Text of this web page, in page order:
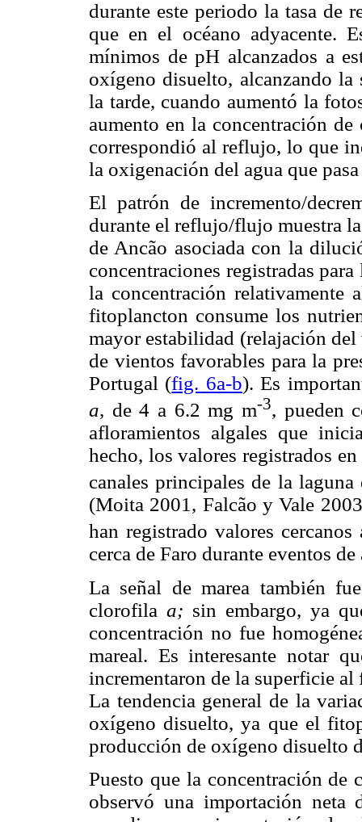
durante este periodo la tasa de
que en el océano adyacente.
mínimos de pH alcanzados a
oxígeno disuelto, alcanzando
la tarde, cuando aumentó la
aumento en la concentración
correspondió al reflujo, lo que
la oxigenación del agua que
El patrón de incremento/
durante el reflujo/flujo muestra
de Ancão asociada con la
concentraciones registradas
la concentración
fitoplancton consume los
mayor estabilidad (relajación
de vientos favorables para la
Portugal (fig. 6a-b). Es
a, de 4 a 6.2 mg m-3, pueden
afloramientos algales que
hecho, los valores registrados
canales principales de la
(Moita 2001, Falcão y Vale
han registrado valores
cerca de Faro durante eventos
La señal de marea también
clorofila a; sin embargo, ya
concentración no fue
mareal. Es interesante notar
incrementaron de la superficie
La tendencia general de la
oxígeno disuelto, ya que el
producción de oxígeno disuelto
Puesto que la concentración
observó una importación neta